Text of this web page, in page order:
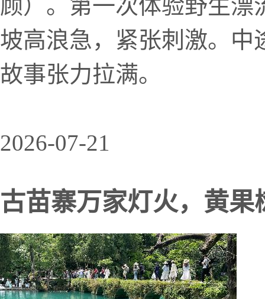
顾）。第一次体验野生
坡高浪急，紧张刺激。中
故事张力拉满。
2026-07-21
古苗寨万家灯火，黄果